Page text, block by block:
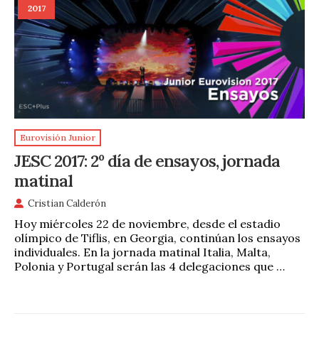
2017
Eurovisión Junior
JESC 2017: 2º día de ensayos, jornada
matinal
Cristian Calderón
Hoy miércoles 22 de noviembre, desde el estadio
olímpico de Tiflis, en Georgia, continúan los ensayos
individuales. En la jornada matinal Italia, Malta,
Polonia y Portugal serán las 4 delegaciones que …